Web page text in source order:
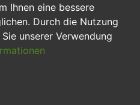
Ihnen eine bessere
Durch die Nutzung
unserer Verwendung
Sekretariat
Ausbildung